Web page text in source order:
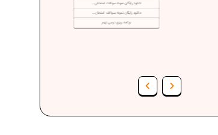
دانلود رایگان نمونه سوالات امتحانی...
دانلود رایگان نمونه سوالات امتحان...
فرمول حجم اشکال هندسی در ریاضیات
برنامه‌ ریزی درسی هفتم